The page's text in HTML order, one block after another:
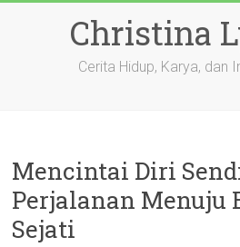
Christina
Cerita Hidup, Karya, dan
Mencintai Diri
Perjalanan Menuju
Sejati